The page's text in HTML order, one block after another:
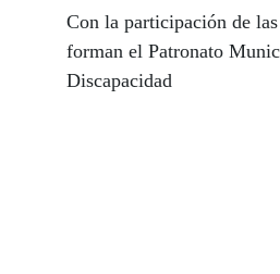
Con la participación de
forman el Patronato
Discapacidad